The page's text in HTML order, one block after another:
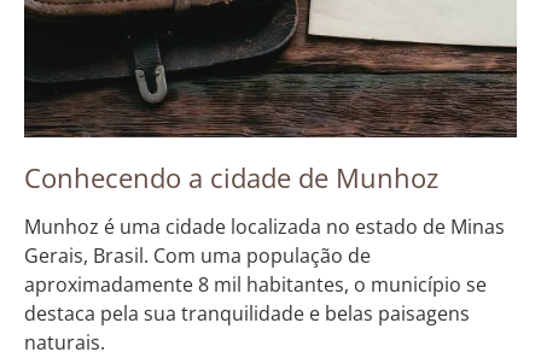
Conhecendo a cidade de Munhoz
Munhoz é uma cidade localizada no estado de Minas
Gerais, Brasil. Com uma população de
aproximadamente 8 mil habitantes, o município se
destaca pela sua tranquilidade e belas paisagens
naturais.